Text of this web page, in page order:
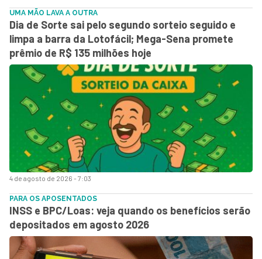
4 de agosto de 2026 - 7:03
UMA MÃO LAVA A OUTRA
Dia de Sorte sai pelo segundo sorteio seguido e
limpa a barra da Lotofácil; Mega-Sena promete
prêmio de R$ 135 milhões hoje
PARA OS APOSENTADOS
INSS e BPC/Loas: veja quando os benefícios serão
depositados em agosto 2026